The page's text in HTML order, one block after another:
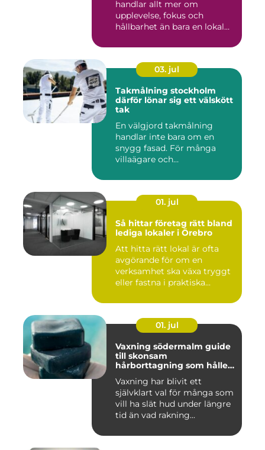
handlar allt mer om
upplevelse, fokus och
hållbarhet än bara en lokal
03. jul
Takmålning stockholm
därför lönar sig ett välskött
tak
En välgjord takmålning
handlar inte bara om en
snygg fasad. För många
villaägare och
01. jul
Så hittar företag rätt bland
lediga lokaler i Örebro
Att hitta rätt lokal är ofta
avgörande för om en
verksamhet ska växa tryggt
eller fastna i praktiska...
01. jul
Vaxning södermalm guide
till skonsam
hårborttagning som håller
Vaxning har blivit ett
självklart val för många som
vill ha slät hud under längre
tid än vad rakning...